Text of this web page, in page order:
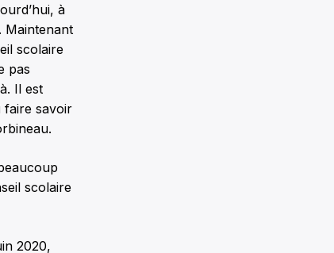
à
Maintenant
scolaire
pas
Il est
faire savoir
scolaire
2020,